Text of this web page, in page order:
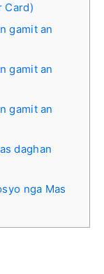
Card)
gamit an
gamit an
gamit an
daghan
nga Mas